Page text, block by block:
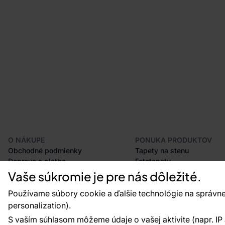
Vaše súkromie je pre nás dôležité.
Používame súbory cookie a ďalšie technológie na
personalization).
S vaším súhlasom môžeme údaje o vašej aktivite (napr.
O NÁKUPE
Obchodné podmienky
Doprava a platba
Odstúpenie od zmluvy
Postup pri podávaní reklamácií
Vrátenie tovaru
Certifikácia CE
PONUKA PRODUKTOV
Tapety na stenu
Fototapety
Lišty
Dekorácie
Samolepiace fólie